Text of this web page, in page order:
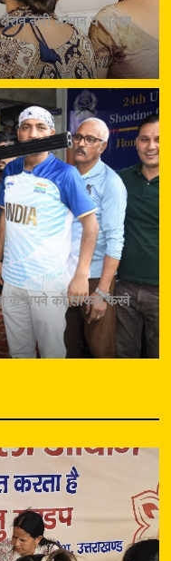
नारी सम्मान व सुरक्षा
के सपने को साकार करने